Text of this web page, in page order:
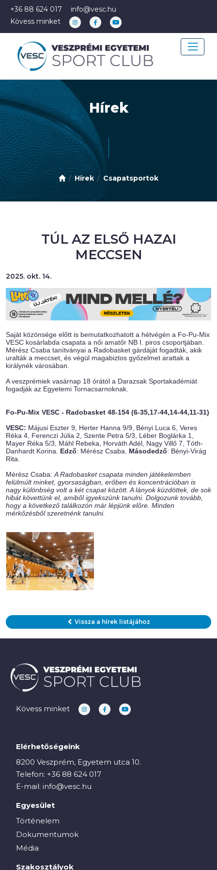
+36 88 624 017
info@vesc.hu
Kövess minket
Hírek
Hírek Csapatsportok
TÚL AZ ELSŐ HAZAI
MECCSEN
2025. okt. 14.
Saját közönsége előtt is bemutatkozhatott a hétvégén a Fo-Pu-Mix
VESC kosárlabda csapata a női amatőr NB I. piros csoportjában.
Mérész Csaba tanítványai a Radobasket gárdáját fogadták, akik
uralták a meccset, és végül magabiztos győzelmet arattak a
királynék városában.
A veszprémiek vasárnap 18 órától a Darazsak Sportakadémiát
fogadják az Egyetemi Tornacsarnoknak.
Fo-Pu-Mix VESC - Radobasket 48-154 (6-35,17-44,14-44,11-31)
VESC: Májusi Eszter 9, Herter Hanna 9/9, Bényi Luca 6, Veres
Réka 4, Ferenczi Júlia 2, Szente Petra 5/3, Léber Boglárka 1,
Mayer Réka 5/3, Máhl Rebeka, Horváth Adél, Nagy Villő 7, Tóth-
Danhardt Korina. Edző: Mérész Csaba. Másodedző: Bényi-Virág
Rita.
Mérész Csaba: A Radobasket csapata minden játékelemben
felülmúlt minket, gyorsaságban, erőben és koncentrációban is
nagy különbség volt a két csapat között. A lányok küzdöttek, de sok
hibát követtünk el, amiből igyekszünk tanulni. Dolgozunk tovább,
hogy a következő találkozón már lépjünk előre. Minden
mérkőzésből szeretnénk tanulni.
Vissza a hírek listájához
Kövess minket
Elérhetőségeink
8200 Veszprém, Egyetem utca 10.
Telefon: +36 88 624 017
E-mail: info@vesc.hu
Egyesület
Történelem
Dokumentumok
Média
Szakosztályok